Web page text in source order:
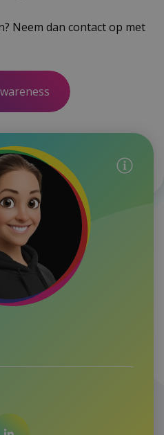
Neem dan contact op met